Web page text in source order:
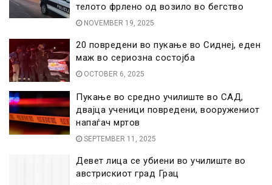
телото фрлено од возило во бегство
NOVEMBER 19, 2025
20 повредени во пукање во Сиднеј, еден
маж во сериозна состојба
OCTOBER 6, 2025
Пукање во средно училиште во САД,
двајца ученици повредени, вооружениот
напаѓач мртов
SEPTEMBER 11, 2025
Девет лица се убиени во училиште во
австрискиот град Грац